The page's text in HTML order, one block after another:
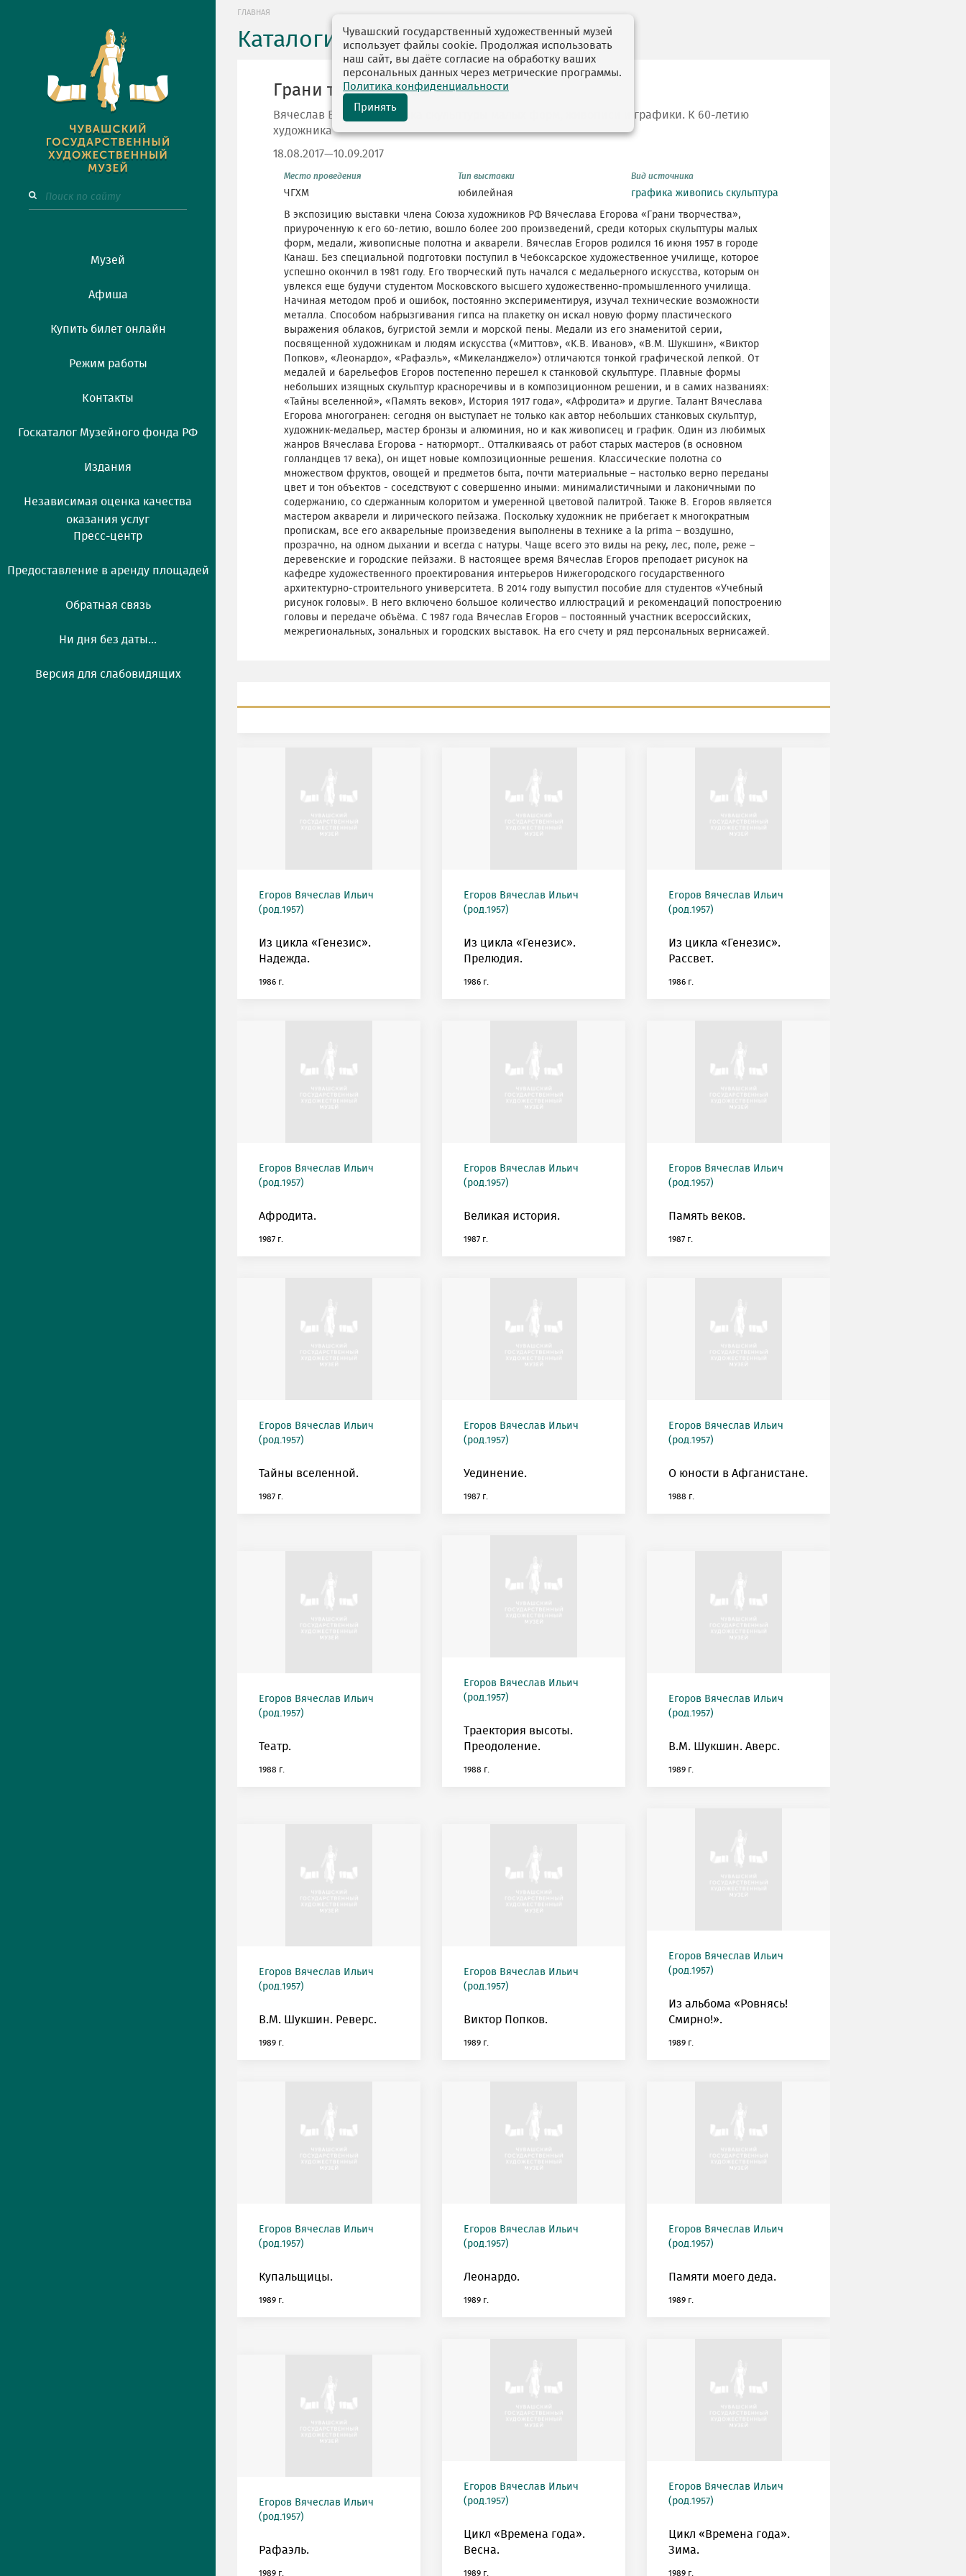
Музей
Афиша
Купить билет онлайн
Режим работы
Контакты
Госкаталог Музейного фонда РФ
Издания
Независимая оценка качества
оказания услуг
Пресс-центр
Предоставление в аренду площадей
Обратная связь
Ни дня без даты...
Версия для слабовидящих
ГЛАВНАЯ
Каталоги выставок
Грани творчества
Вячеслав Егоров. Выставка скульптуры малых форм, живописи и графики. К 60-летию
художника
18.08.2017—10.09.2017
Место проведения
ЧГХМ
Тип выставки
юбилейная
Вид источника
графика живопись скульптура
В экспозицию выставки члена Союза художников РФ Вячеслава Егорова «Грани творчества»,
приуроченную к его 60-летию, вошло более 200 произведений, среди которых скульптуры малых
форм, медали, живописные полотна и акварели. Вячеслав Егоров родился 16 июня 1957 в городе
Канаш. Без специальной подготовки поступил в Чебоксарское художественное училище, которое
успешно окончил в 1981 году. Его творческий путь начался с медальерного искусства, которым он
увлекся еще будучи студентом Московского высшего художественно-промышленного училища.
Начиная методом проб и ошибок, постоянно экспериментируя, изучал технические возможности
металла. Способом набрызгивания гипса на плакетку он искал новую форму пластического
выражения облаков, бугристой земли и морской пены. Медали из его знаменитой серии,
посвященной художникам и людям искусства («Миттов», «К.В. Иванов», «В.М. Шукшин», «Виктор
Попков», «Леонардо», «Рафаэль», «Микеланджело») отличаются тонкой графической лепкой. От
медалей и барельефов Егоров постепенно перешел к станковой скульптуре. Плавные формы
небольших изящных скульптур красноречивы и в композиционном решении, и в самих названиях:
«Тайны вселенной», «Память веков», История 1917 года», «Афродита» и другие. Талант Вячеслава
Егорова многогранен: сегодня он выступает не только как автор небольших станковых скульптур,
художник-медальер, мастер бронзы и алюминия, но и как живописец и график. Один из любимых
жанров Вячеслава Егорова - натюрморт.. Отталкиваясь от работ старых мастеров (в основном
голландцев 17 века), он ищет новые композиционные решения. Классические полотна со
множеством фруктов, овощей и предметов быта, почти материальные – настолько верно переданы
цвет и тон объектов - соседствуют с совершенно иными: минималистичными и лаконичными по
содержанию, со сдержанным колоритом и умеренной цветовой палитрой. Также В. Егоров является
мастером акварели и лирического пейзажа. Поскольку художник не прибегает к многократным
пропискам, все его акварельные произведения выполнены в технике a la prima – воздушно,
прозрачно, на одном дыхании и всегда с натуры. Чаще всего это виды на реку, лес, поле, реже –
деревенские и городские пейзажи. В настоящее время Вячеслав Егоров преподает рисунок на
кафедре художественного проектирования интерьеров Нижегородского государственного
архитектурно-строительного университета. В 2014 году выпустил пособие для студентов «Учебный
рисунок головы». В него включено большое количество иллюстраций и рекомендаций попостроению
головы и передаче объёма. С 1987 года Вячеслав Егоров – постоянный участник всероссийских,
межрегиональных, зональных и городских выставок. На его счету и ряд персональных вернисажей.
Егоров Вячеслав Ильич
(род.1957)
Из цикла «Генезис».
Надежда.
1986 г.
Егоров Вячеслав Ильич
(род.1957)
Из цикла «Генезис».
Прелюдия.
1986 г.
Егоров Вячеслав Ильич
(род.1957)
Из цикла «Генезис».
Рассвет.
1986 г.
Егоров Вячеслав Ильич
(род.1957)
Афродита.
1987 г.
Егоров Вячеслав Ильич
(род.1957)
Великая история.
1987 г.
Егоров Вячеслав Ильич
(род.1957)
Память веков.
1987 г.
Егоров Вячеслав Ильич
(род.1957)
Тайны вселенной.
1987 г.
Егоров Вячеслав Ильич
(род.1957)
Уединение.
1987 г.
Егоров Вячеслав Ильич
(род.1957)
О юности в Афганистане.
1988 г.
Егоров Вячеслав Ильич
(род.1957)
Театр.
1988 г.
Егоров Вячеслав Ильич
(род.1957)
Траектория высоты.
Преодоление.
1988 г.
Егоров Вячеслав Ильич
(род.1957)
В.М. Шукшин. Аверс.
1989 г.
Егоров Вячеслав Ильич
(род.1957)
В.М. Шукшин. Реверс.
1989 г.
Егоров Вячеслав Ильич
(род.1957)
Виктор Попков.
1989 г.
Егоров Вячеслав Ильич
(род.1957)
Из альбома «Ровнясь!
Смирно!».
1989 г.
Егоров Вячеслав Ильич
(род.1957)
Купальщицы.
1989 г.
Егоров Вячеслав Ильич
(род.1957)
Леонардо.
1989 г.
Егоров Вячеслав Ильич
(род.1957)
Памяти моего деда.
1989 г.
Егоров Вячеслав Ильич
(род.1957)
Рафаэль.
1989 г.
Егоров Вячеслав Ильич
(род.1957)
Цикл «Времена года».
Весна.
1989 г.
Егоров Вячеслав Ильич
(род.1957)
Цикл «Времена года».
Зима.
1989 г.
Чувашский государственный художественный музей
использует файлы cookie. Продолжая использовать
наш сайт, вы даёте согласие на обработку ваших
персональных данных через метрические программы.
Политика конфиденциальности
Принять